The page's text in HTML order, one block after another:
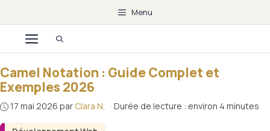
au
contenu
Menu
Menu
Camel Notation : Guide Complet et
Exemples 2026
17 mai 2026 par Clara N. · Durée de lecture : environ 4 minutes